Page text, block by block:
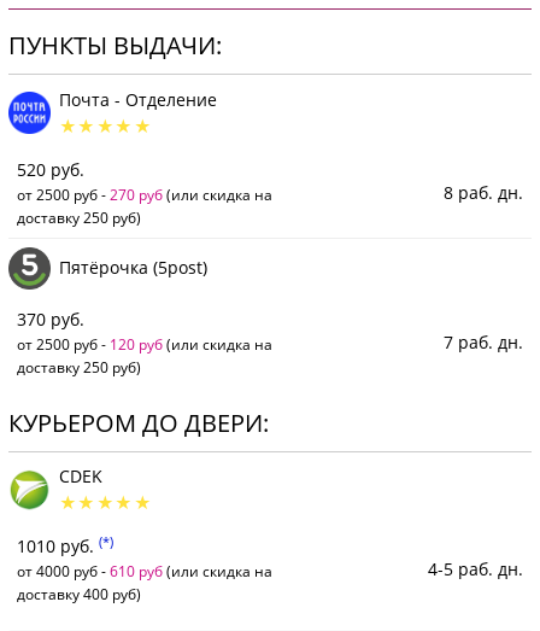
ПУНКТЫ ВЫДАЧИ:
Почта - Отделение
520 руб.
от 2500 руб - 270 руб(или скидка на
доставку 250 руб)
8 раб. дн.
Пятёрочка (5post)
370 руб.
от 2500 руб - 120 руб(или скидка на
доставку 250 руб)
7 раб. дн.
КУРЬЕРОМ ДО ДВЕРИ:
CDEK
1010 руб. (*)
от 4000 руб -610 руб(или скидка на
доставку 400 руб)
4-5 раб. дн.